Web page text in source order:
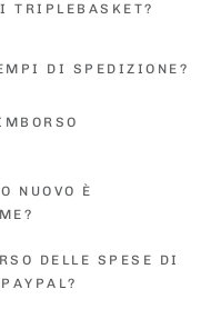
TRIPLEBASKET?
DI SPEDIZIONE?
NUOVO È
DELLE SPESE DI